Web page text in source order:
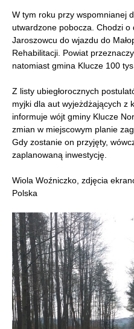
W tym roku przy wspomnianej
utwardzone pobocza. Chodzi
Jaroszowcu do wjazdu do
Rehabilitacji. Powiat
natomiast gmina Klucze 100 tys.
Z listy ubiegłorocznych
myjki dla aut wyjeżdżających z
informuje wójt gminy Klucze
zmian w miejscowym planie
Gdy zostanie on przyjęty,
zaplanowaną inwestycję.
Wiola Woźniczko, zdjęcia
Polska